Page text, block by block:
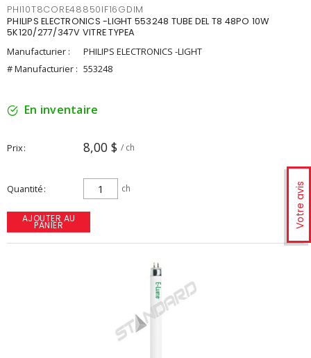
Votre avis
PHI10T8CORE48850IF16GDIM
PHILIPS ELECTRONICS -LIGHT 553248 TUBE DEL T8 48PO 10W
5K120/277/347V VITRE TYPEA
Manufacturier :
PHILIPS ELECTRONICS -LIGHT
# Manufacturier : 553248
En inventaire
Prix 8,00 $ / ch
Quantité ch
AJOUTER AU
PANIER